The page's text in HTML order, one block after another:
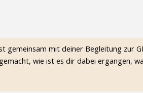
gemeinsam mit deiner Begleitung zur
wie ist es dir dabei ergangen,